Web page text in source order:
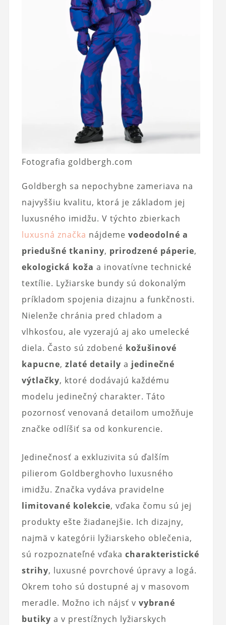
Fotografia goldbergh.com
Goldbergh sa nepochybne zameriava na
najvyššiu kvalitu, ktorá je základom jej
luxusného imidžu. V týchto zbierkach
luxusná značka nájdeme vodeodolné a
priedušné tkaniny, prirodzené páperie,
ekologická koža a inovatívne technické
textílie. Lyžiarske bundy sú dokonalým
príkladom spojenia dizajnu a funkčnosti.
Nielenže chránia pred chladom a
vlhkosťou, ale vyzerajú aj ako umelecké
diela. Často sú zdobené kožušinové
kapucne, zlaté detaily a jedinečné
výtlačky, ktoré dodávajú každému
modelu jedinečný charakter. Táto
pozornosť venovaná detailom umožňuje
značke odlíšiť sa od konkurencie.
Jedinečnosť a exkluzivita sú ďalším
pilierom Goldberghovho luxusného
imidžu. Značka vydáva pravidelne
limitované kolekcie, vďaka čomu sú jej
produkty ešte žiadanejšie. Ich dizajny,
najmä v kategórii lyžiarskeho oblečenia,
sú rozpoznateľné vďaka charakteristické
strihy, luxusné povrchové úpravy a logá.
Okrem toho sú dostupné aj v masovom
meradle. Možno ich nájsť v vybrané
butiky a v prestížnych lyžiarskych